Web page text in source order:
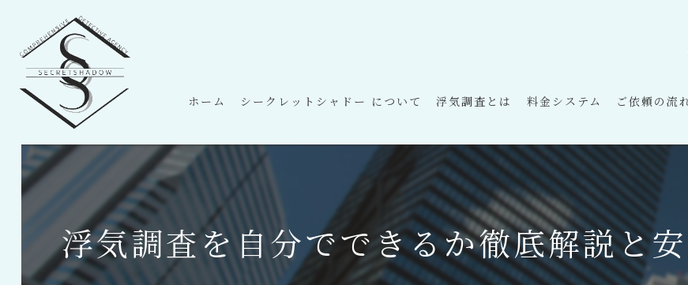
ホーム シークレットシャドー について 浮気調査とは 料金システム ご依頼の流
浮気調査を自分でできるか徹底解説と